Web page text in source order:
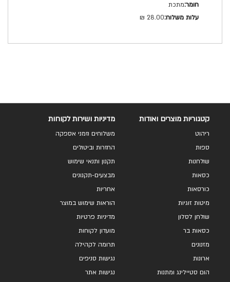
מתכת
28.00 ₪
קטגוריות מוצרים ואודות
ריהוט
ספות
שולחנות
כסאות
כורסאות
מיטות זוגיות
שולחן לסלון
כסאות בר
מזנונים
ארונות
הום סטיילינג ומתנות
מדיניות ושירות לקוחות
משלוחים וזמני אספקה
החזרות וביטולים
תקנון ותנאי שימוש
מבצעים-תקנונים
אחריות
הוראות שימוש במוצר
מדיניות פרטיות
מועדון לקוחות
תרומה לקהילה
נגישות סניפים
נגישות אתר